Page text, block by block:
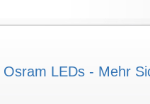
LEDs - Mehr